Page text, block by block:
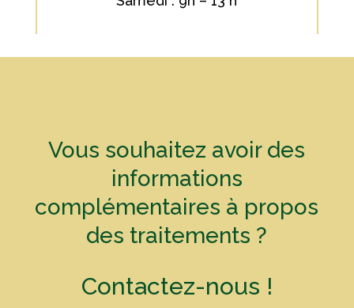
Vous souhaitez avoir des
informations
complémentaires à propos
des traitements ?
Contactez-nous !